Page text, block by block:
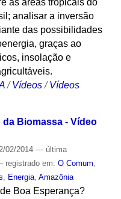
analisar a inversão
das possibilidades
graças ao
insolação e
/Vídeos /Vídeos
Biomassa - Vídeo
02/2014 — última
registrado em: O Comum,
, Energia, Amazônia
Boa Esperança?